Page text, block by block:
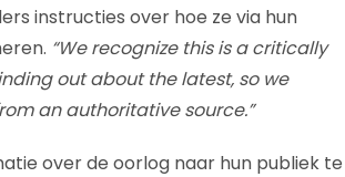
instructies over hoe ze via hun
“We recognize this is a critically
out about the latest, so we
an authoritative source.”
over de oorlog naar hun publiek te